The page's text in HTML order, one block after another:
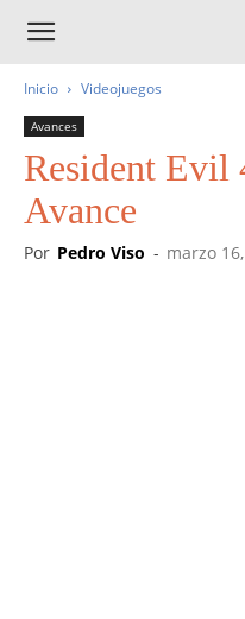
Inicio Videojuegos
Avances
Resident Evil
Avance
Por Pedro Viso - marzo